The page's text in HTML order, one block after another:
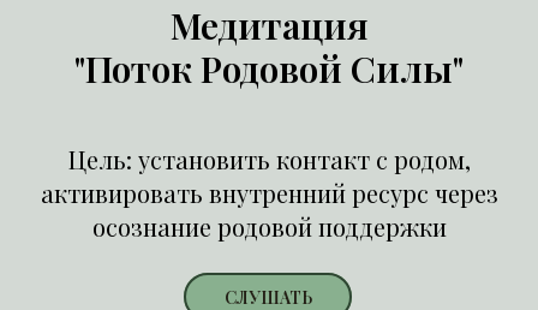
Медитация
"Поток Родовой Силы"
Цель: установить контакт с родом,
активировать внутренний ресурс через
осознание родовой поддержки
СЛУШАТЬ